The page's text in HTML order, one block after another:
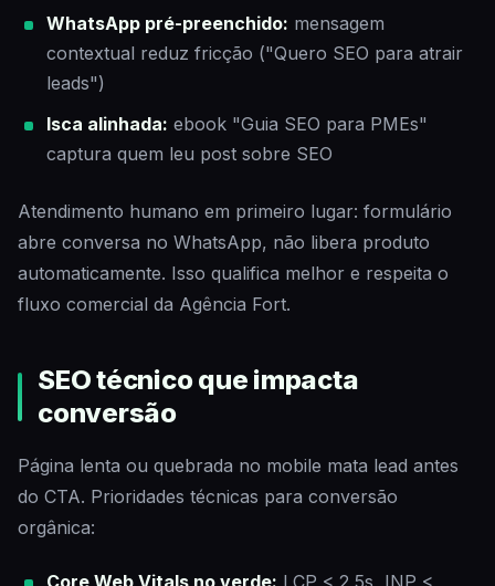
WhatsApp pré-preenchido: mensagem
contextual reduz fricção ("Quero SEO para atrair
leads")
Isca alinhada: ebook "Guia SEO para PMEs"
captura quem leu post sobre SEO
Atendimento humano em primeiro lugar: formulário
abre conversa no WhatsApp, não libera produto
automaticamente. Isso qualifica melhor e respeita o
fluxo comercial da Agência Fort.
SEO técnico que impacta
conversão
Página lenta ou quebrada no mobile mata lead antes
do CTA. Prioridades técnicas para conversão
orgânica:
Core Web Vitals no verde: LCP < 2,5s, INP <